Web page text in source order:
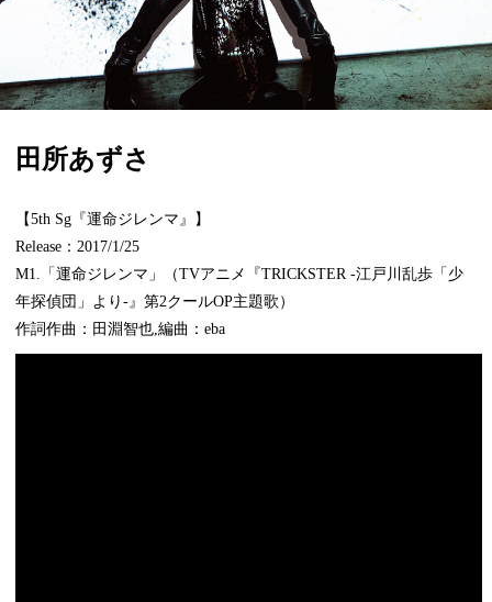
田所あずさ
【5th Sg『運命ジレンマ』】
Release：2017/1/25
M1.「運命ジレンマ」（TVアニメ『TRICKSTER -江戸川乱歩「少
年探偵団」より-』第2クールOP主題歌）
作詞作曲：田淵智也,編曲：eba